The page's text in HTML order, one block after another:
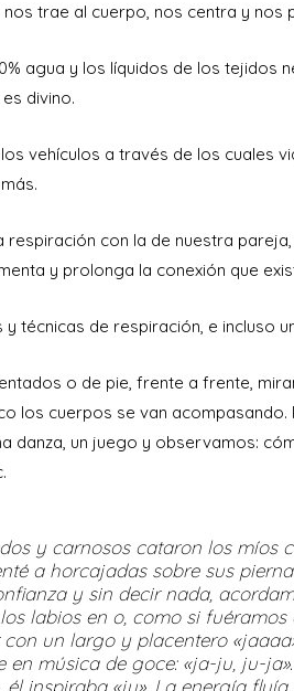
trae al cuerpo, nos centra y nos
agua y los líquidos de los tejidos
divino.
vehículos a través de los cuales
respiración con la de nuestra
y prolonga la conexión que
y técnicas de respiración, e incluso
o de pie, frente a frente,
los cuerpos se van
danza, un juego y observamos:
y carnosos cataron los míos
a horcajadas sobre sus
y sin decir nada,
labios en o, como si
un largo y placentero
en música de goce: «ja-ju, ju-
él inspiraba «ju». La energía